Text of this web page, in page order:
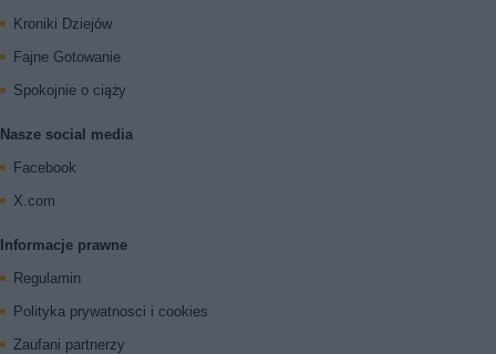
Kroniki Dziejów
Fajne Gotowanie
Spokojnie o ciąży
Nasze social media
Facebook
X.com
Informacje prawne
Regulamin
Polityka prywatnosci i cookies
Zaufani partnerzy